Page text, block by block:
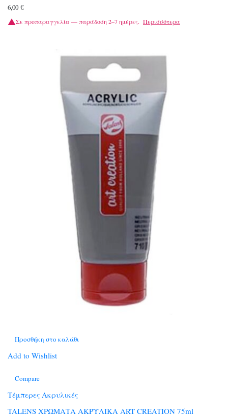
6,00 €
Σε προπαραγγελία — παράδοση 2–7 ημέρες. Περισσότερα
Προσθήκη στο καλάθι
Add to Wishlist
Compare
Τέμπερες Ακρυλικές
TALENS ΧΡΩΜΑΤΑ ΑΚΡΥΛΙΚΑ ART CREATION 75ml